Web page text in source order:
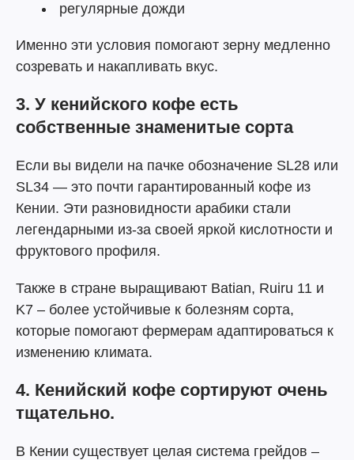
регулярные дожди
Именно эти условия помогают зерну медленно
созревать и накапливать вкус.
3. У кенийского кофе есть
собственные знаменитые сорта
Если вы видели на пачке обозначение SL28 или
SL34 — это почти гарантированный кофе из
Кении. Эти разновидности арабики стали
легендарными из-за своей яркой кислотности и
фруктового профиля.
Также в стране выращивают Batian, Ruiru 11 и
K7 – более устойчивые к болезням сорта,
которые помогают фермерам адаптироваться к
изменению климата.
4. Кенийский кофе сортируют очень
тщательно.
В Кении существует целая система грейдов –